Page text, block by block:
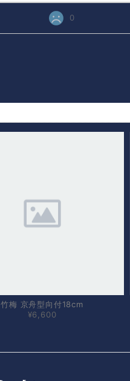
0
竹梅 京舟型向付18cm
¥6,600